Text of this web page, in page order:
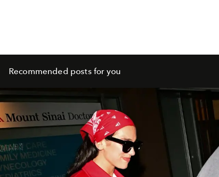
Recommended posts for you